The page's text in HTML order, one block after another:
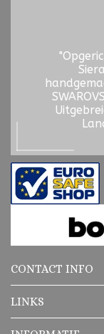
CONTACT INFO
LINKS